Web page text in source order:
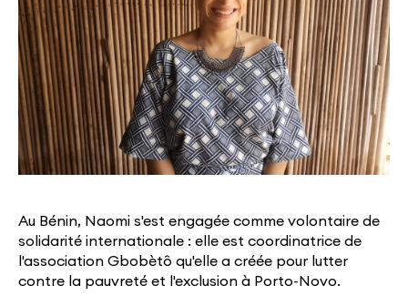
Au Bénin, Naomi s'est engagée comme volontaire de
solidarité internationale : elle est coordinatrice de
l'association Gbobètô qu'elle a créée pour lutter
contre la pauvreté et l'exclusion à Porto-Novo.